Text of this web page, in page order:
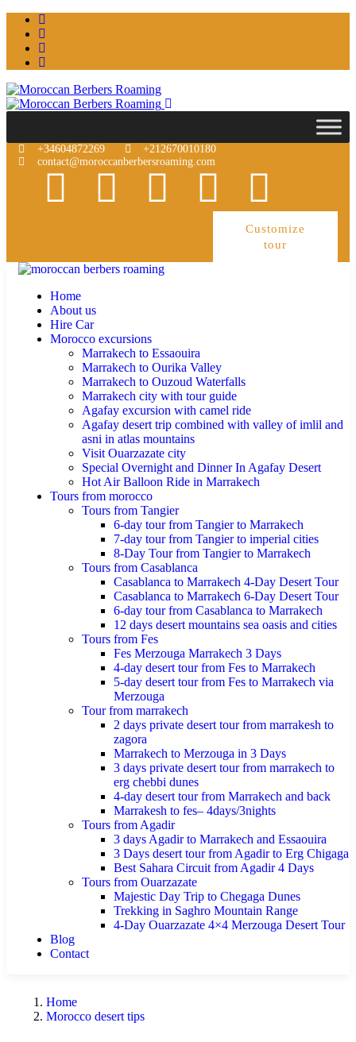
+34604872269
+212670010180
contact@moroccanberbersroaming.com
Customize
tour
Home
About us
Hire Car
Morocco excursions
Marrakech to Essaouira
Marrakech to Ourika Valley
Marrakech to Ouzoud Waterfalls
Marrakech city with tour guide
Agafay excursion with camel ride
Agafay desert trip combined with valley of imlil and
asni in atlas mountains
Visit Ouarzazate city
Special Overnight and Dinner In Agafay Desert
Hot Air Balloon Ride in Marrakech
Tours from morocco
Tours from Tangier
6-day tour from Tangier to Marrakech
7-day tour from Tangier to imperial cities
8-Day Tour from Tangier to Marrakech
Tours from Casablanca
Casablanca to Marrakech 4-Day Desert Tour
Casablanca to Marrakech 6-Day Desert Tour
6-day tour from Casablanca to Marrakech
12 days desert mountains sea oasis and cities
Tours from Fes
Fes Merzouga Marrakech 3 Days
4-day desert tour from Fes to Marrakech
5-day desert tour from Fes to Marrakech via
Merzouga
Tour from marrakech
2 days private desert tour from marrakesh to
zagora
Marrakech to Merzouga in 3 Days
3 days private desert tour from marrakech to
erg chebbi dunes
4-day desert tour from Marrakech and back
Marrakesh to fes– 4days/3nights
Tours from Agadir
3 days Agadir to Marrakech and Essaouira
3 Days desert tour from Agadir to Erg Chigaga
Best Sahara Circuit from Agadir 4 Days
Tours from Ouarzazate
Majestic Day Trip to Chegaga Dunes
Trekking in Saghro Mountain Range
4-Day Ouarzazate 4×4 Merzouga Desert Tour
Blog
Contact
Home
Morocco desert tips